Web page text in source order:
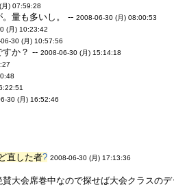
) 07:59:28
。量も多いし。 --2008-06-30 (月) 08:00:53
(月) 10:23:42
30 (月) 10:57:56
すか？ --2008-06-30 (月) 15:14:18
30 (月) 16:52:46
直した者? 2008-06-30 (月) 17:13:36
大会席巻中なので探せば大会クラスの